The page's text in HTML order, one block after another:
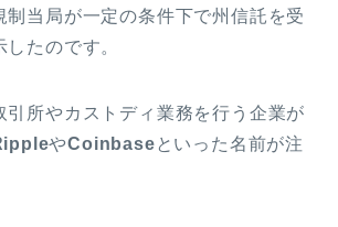
制当局が一定の条件下で州信託を受
たのです。
引所やカストディ業務を行う企業が
やCoinbase といった名前が注